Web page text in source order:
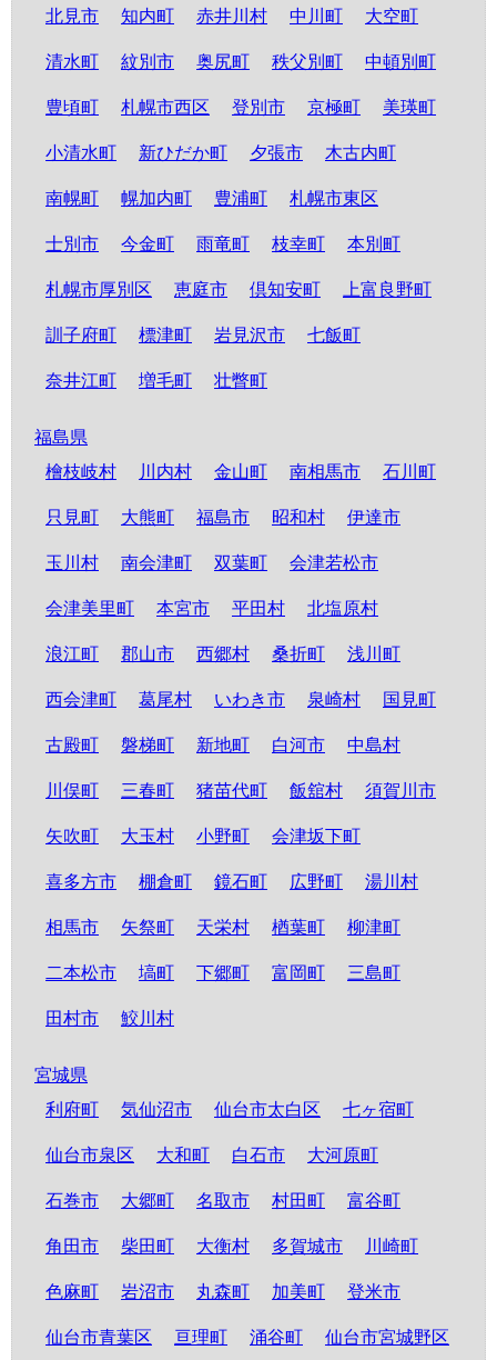
北見市 知内町 赤井川村 中川町 大空町
清水町 紋別市 奥尻町 秩父別町 中頓別町
豊頃町 札幌市西区 登別市 京極町 美瑛町
小清水町 新ひだか町 夕張市 木古内町
南幌町 幌加内町 豊浦町 札幌市東区
士別市 今金町 雨竜町 枝幸町 本別町
札幌市厚別区 恵庭市 倶知安町 上富良野町
訓子府町 標津町 岩見沢市 七飯町
奈井江町 増毛町 壮瞥町
福島県
檜枝岐村
川内村 金山町 南相馬市 石川町
只見町 大熊町 福島市 昭和村 伊達市
玉川村 南会津町 双葉町 会津若松市
会津美里町 本宮市 平田村 北塩原村
浪江町 郡山市 西郷村 桑折町 浅川町
西会津町 葛尾村 いわき市 泉崎村 国見町
古殿町 磐梯町 新地町 白河市 中島村
川俣町 三春町 猪苗代町 飯舘村 須賀川市
矢吹町 大玉村 小野町 会津坂下町
喜多方市 棚倉町 鏡石町 広野町 湯川村
相馬市 矢祭町 天栄村 楢葉町 柳津町
二本松市 塙町 下郷町 富岡町 三島町
田村市 鮫川村
宮城県
利府町
気仙沼市 仙台市太白区 七ヶ宿町
仙台市泉区 大和町 白石市 大河原町
石巻市 大郷町 名取市 村田町 富谷町
角田市 柴田町 大衡村 多賀城市 川崎町
色麻町 岩沼市 丸森町 加美町 登米市
仙台市青葉区 亘理町 涌谷町 仙台市宮城野区